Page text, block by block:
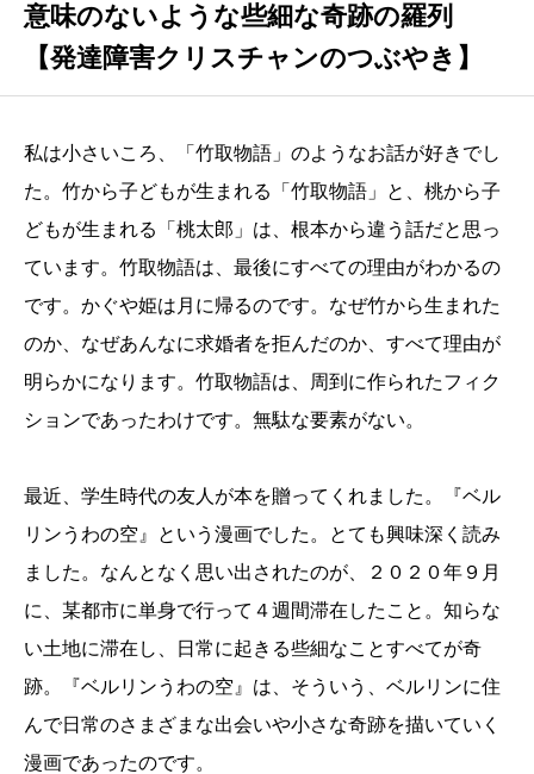
意味のないような些細な奇跡の羅列
【発達障害クリスチャンのつぶやき】
私は小さいころ、「竹取物語」のようなお話が好きでし
た。竹から子どもが生まれる「竹取物語」と、桃から子
どもが生まれる「桃太郎」は、根本から違う話だと思っ
ています。竹取物語は、最後にすべての理由がわかるの
です。かぐや姫は月に帰るのです。なぜ竹から生まれた
のか、なぜあんなに求婚者を拒んだのか、すべて理由が
明らかになります。竹取物語は、周到に作られたフィク
ションであったわけです。無駄な要素がない。
最近、学生時代の友人が本を贈ってくれました。『ベル
リンうわの空』という漫画でした。とても興味深く読み
ました。なんとなく思い出されたのが、２０２０年９月
に、某都市に単身で行って４週間滞在したこと。知らな
い土地に滞在し、日常に起きる些細なことすべてが奇
跡。『ベルリンうわの空』は、そういう、ベルリンに住
んで日常のさまざまな出会いや小さな奇跡を描いていく
漫画であったのです。